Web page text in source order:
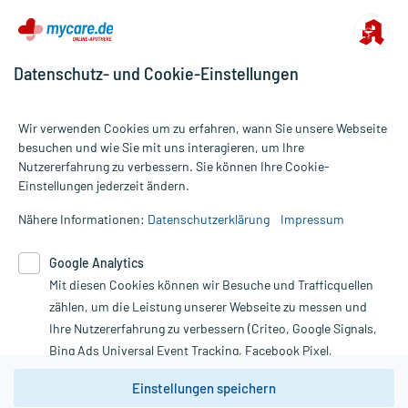
Alle Preise gelten inkl. MwSt., ggf. zzgl. Versandkosten
Informationen auf dieser Website werden ausschließlich für
die Untersuchung und Behandlung durch einen Arzt. Bitte
Therapien eingeleitet werden können. | Diese Webseite benutzt
Google Analytics. Lesen Sie bitte dazu die wichtigen Hinweise in
unserer Datenschutzerklärung. Für den Widerruf einer Bestellung
nutzen Sie das Formular:
Vertrag widerrufen
Datenschutz- und Cookie-Einstellungen
Wir verwenden Cookies um zu erfahren, wann Sie unsere Webseite
besuchen und wie Sie mit uns interagieren, um Ihre
Nutzererfahrung zu verbessern. Sie können Ihre Cookie-
Einstellungen jederzeit ändern.
Nähere Informationen: Datenschutzerklärung Impressum
Google Analytics
Mit diesen Cookies können wir Besuche und Trafficquellen
zählen, um die Leistung unserer Webseite zu messen und
Ihre Nutzererfahrung zu verbessern (Criteo, Google Signals,
Bing Ads Universal Event Tracking, Facebook Pixel,
Youtube-Social Plugin).
Einstellungen speichern